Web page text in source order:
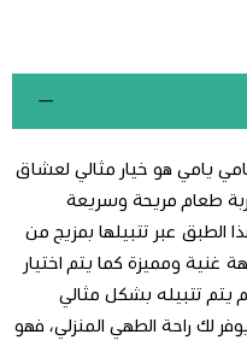
يامي هو خيار مثالي لعشاق
طعام مريحة وسريعة
الطبق عبر تتبيلها بمزيج من
غنية ومميزة كما يتم اختيار
يتم تتبيله بشكل مثالي
لك راحة الطهي المنزلي، فهو